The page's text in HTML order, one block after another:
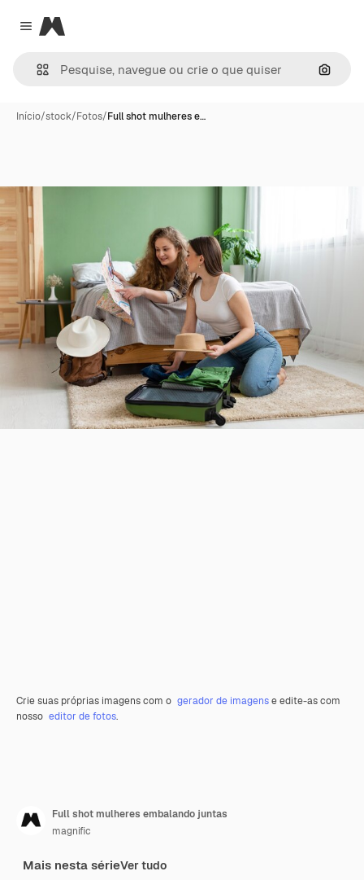
Close menu
Magnific
Início/stock/Fotos/Full shot mulheres e…
Crie suas próprias imagens com o gerador de imagense edite-as com
nosso editor de fotos.
Full shot mulheres embalando juntas
magnific
Mais nesta sérieVer tudo